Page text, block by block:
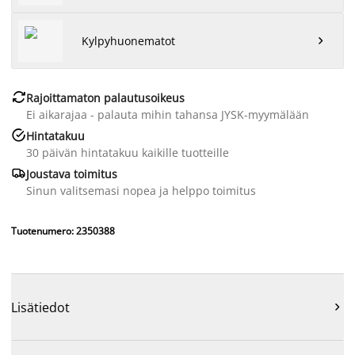
Kylpyhuonematot 
Rajoittamaton palautusoikeus
Ei aikarajaa - palauta mihin tahansa JYSK-myymälään
Hintatakuu
30 päivän hintatakuu kaikille tuotteille
Joustava toimitus
Sinun valitsemasi nopea ja helppo toimitus
Tuotenumero: 2350388
Lisätiedot 